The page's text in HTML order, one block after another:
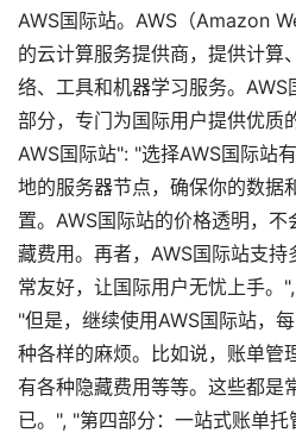
AWS国际站。AWS（Amazon
的云计算服务提供商，提供计算
络、工具和机器学习服务。
部分，专门为国际用户提供优质
AWS国际站": "选择AWS国际站
地的服务器节点，确保你的数据
置。AWS国际站的价格透明，
藏费用。再者，AWS国际站支
常友好，让国际用户无忧上手。
"但是，继续使用AWS国际站，
种各样的麻烦。比如说，账单管
有各种隐藏费用等等。这些都是
已。", "第四部分：一站式账单托